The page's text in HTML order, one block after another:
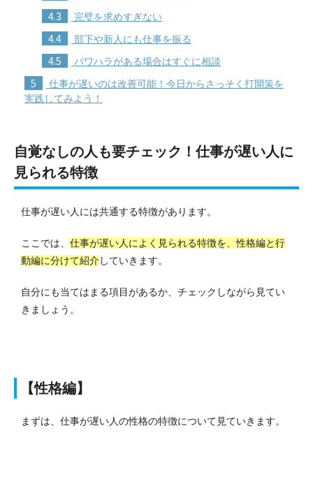
4.3 完璧を求めすぎない
4.4 部下や新人にも仕事を振る
4.5 パワハラがある場合はすぐに相談
5
仕事が遅いのは改善可能！今日からさっそく打開策を
実践してみよう！
自覚なしの人も要チェック！仕事が遅い人に
見られる特徴
仕事が遅い人には共通する特徴があります。
ここでは、 仕事が遅い人によく見られる特徴を、性格編と行
動編に分けて紹介 していきます。
自分にも当てはまる項目があるか、チェックしながら見てい
きましょう。
【性格編】
まずは、仕事が遅い人の性格の特徴について見ていきます。